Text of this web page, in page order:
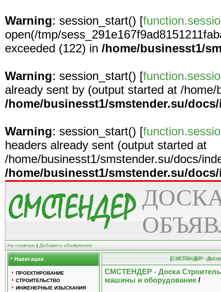
Warning: session_start() [
open(/tmp/
exceeded (122) in /home/businesst1/
Warning: session_start() [
already sent by (output started at /
/home/businesst1/smstender.su/
Warning: session_start() [
headers already sent (output started at
/home/businesst1/smstender.su/docs/
/home/businesst1/smstender.su/
На главную | Добавить объявление
Навигация
ПРОЕКТИРОВАНИЕ
СТРОИТЕЛЬСТВО
ИНЖЕНЕРНЫЕ ИЗЫСКАНИЯ
[СМСТЕНДЕР - Доска
СМСТЕНДЕР - Доска
машины и оборудование /